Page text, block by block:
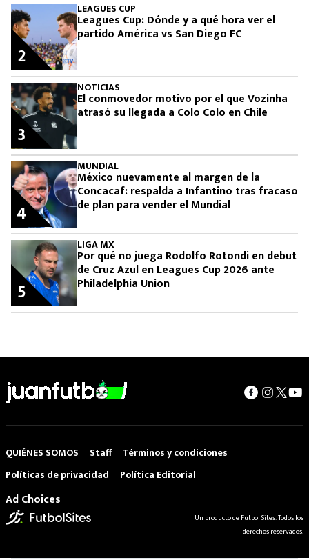
LEAGUES CUP
Leagues Cup: Dónde y a qué hora ver el
partido América vs San Diego FC
2
NOTICIAS
El conmovedor motivo por el que Vozinha
atrasó su llegada a Colo Colo en Chile
3
MUNDIAL
México nuevamente al margen de la
Concacaf: respalda a Infantino tras fracaso
de plan para vender el Mundial
4
LIGA MX
Por qué no juega Rodolfo Rotondi en debut
de Cruz Azul en Leagues Cup 2026 ante
Philadelphia Union
5
QUIÉNES SOMOS Staff
Términos y condiciones
Políticas de privacidad
Política Editorial
Ad Choices
Un producto de Futbol Sites. Todos los
derechos reservados.